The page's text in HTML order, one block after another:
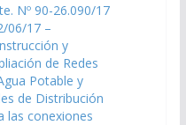
Nº 90-26.090/17
06/17 –
y
de Redes
Potable y
de Distribución
las conexiones